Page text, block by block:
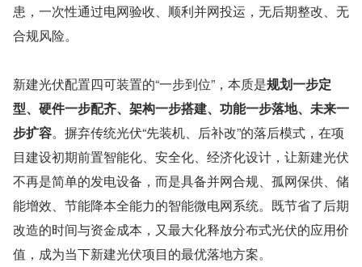
患，一次性通过电网验收、顺利并网投运，无后期整改、无
合规风险。
新建光伏配置四可装置的“一步到位”，本质是规划一步定
型、硬件一步配齐、架构一步搭建、功能一步落地、未来一
步扩容。摒弃传统光伏“先装机、后补改”的落后模式，在项
目建设初期前置智能化、安全化、经济化设计，让新建光伏
不再是简单的发电设备，而是具备并网合规、孤网保供、储
能增效、节能降本全能力的智能微电网系统。既节省了后期
改造的时间与资金成本，又最大化释放分布式光伏的应用价
值，成为当下新建光伏项目的最优落地方案。